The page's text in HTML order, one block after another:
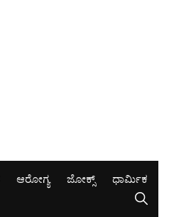
ಆರೋಗ್ಯ ಜೋಕ್ಸ್ ಧಾರ್ಮಿಕ